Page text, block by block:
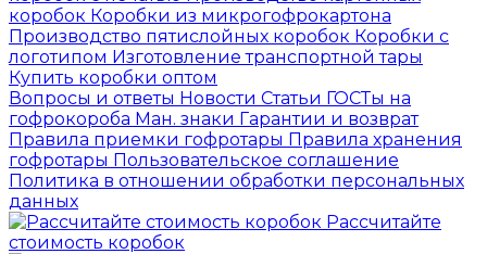
коробок Коробки из микрогофрокартона
Производство пятислойных коробок Коробки с
логотипом Изготовление транспортной тары
Купить коробки оптом
Вопросы и ответы Новости Статьи ГОСТы на
гофрокороба Ман. знаки Гарантии и возврат
Правила приемки гофротары Правила хранения
гофротары Пользовательское соглашение
Политика в отношении обработки персональных
данных
Рассчитайте
стоимость коробок